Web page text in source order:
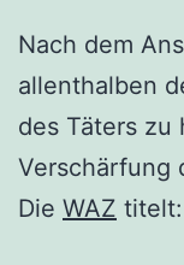
Nach dem
allenthalben
des Täters zu
Verschärfung
Die WAZ titelt: